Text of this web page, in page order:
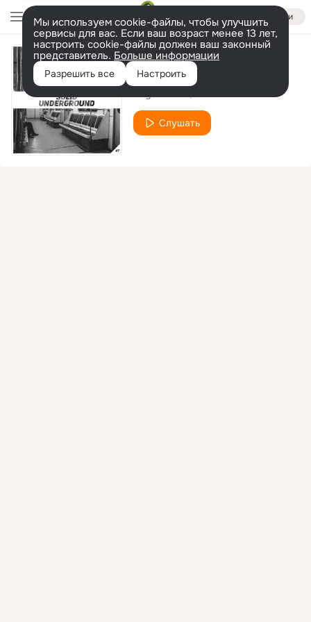
Войти
Мы используем cookie-файлы, чтобы улучшить
сервисы для вас. Если ваш возраст менее 13 лет,
настроить cookie-файлы должен ваш законный
представитель. Больше информации
Разрешить все Настроить
Relish It
Слушать